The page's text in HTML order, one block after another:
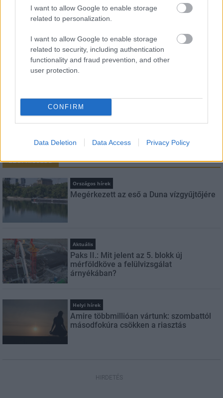
I want to allow Google to enable storage
related to personalization.
I want to allow Google to enable storage
related to security, including authentication
functionality and fraud prevention, and other
user protection.
CONFIRM
Data Deletion Data Access Privacy Policy
E-mail cím
szabályzatot!
FELIRATKOZÁS
LEGFRISSEBB
Országos hírek
Megérkezett az eső a Duna vízgyűjtőjére
Aktuális
Paks II.: Mit jelent az 5. blokk új
mérföldköve a felülvizsgálat
árnyékában?
Helyi hírek
Amire többmillióan vártunk: szombattól
másodfokúra csökken a riasztás
HIRDETÉS